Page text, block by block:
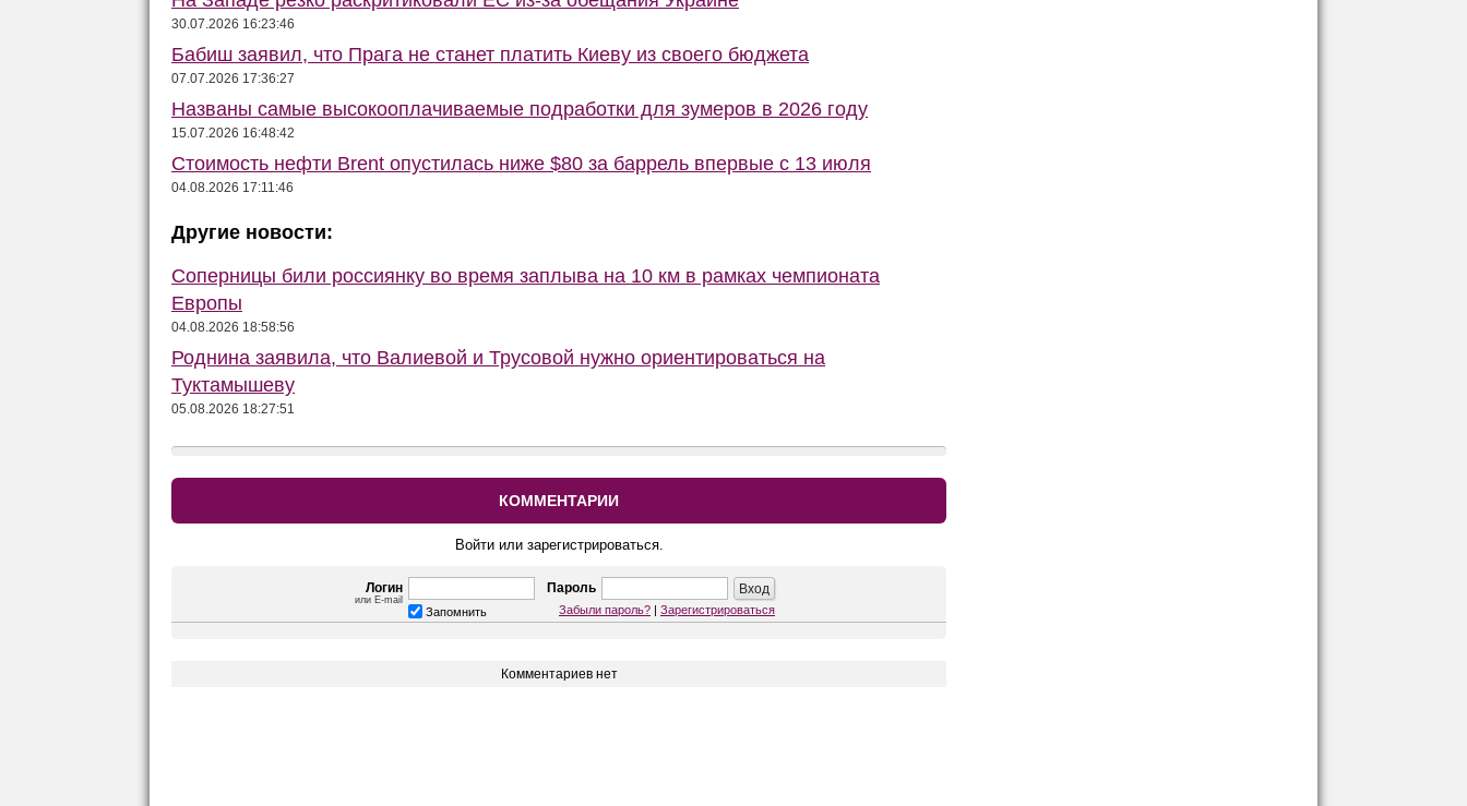
30.07.2026 16:23:46
Бабиш заявил, что Прага не станет платить Киеву из своего бюджета
07.07.2026 17:36:27
Названы самые высокооплачиваемые подработки для зумеров в 2026 году
15.07.2026 16:48:42
Стоимость нефти Brent опустилась ниже $80 за баррель впервые с 13 июля
04.08.2026 17:11:46
Другие новости:
Соперницы били россиянку во время заплыва на 10 км в рамках чемпионата
Европы
04.08.2026 18:58:56
Роднина заявила, что Валиевой и Трусовой нужно ориентироваться на
Туктамышеву
05.08.2026 18:27:51
КОММЕНТАРИИ
Войти или зарегистрироваться.
Логин
или E-mail
Пароль
Запомнить Забыли пароль? | Зарегистрироваться
Комментариев нет